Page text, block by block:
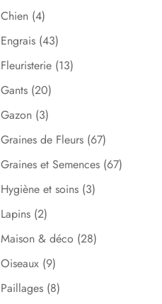
Chien (4)
Engrais (43)
Fleuristerie (13)
Gants (20)
Gazon (3)
Graines de Fleurs (67)
Graines et Semences (67)
Hygiène et soins (3)
Lapins (2)
Maison & déco (28)
Oiseaux (9)
Paillages (8)